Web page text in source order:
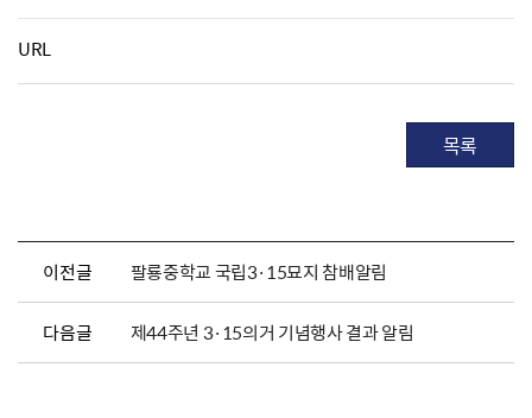
URL
목록
이전글 팔룡중학교 국립3·15묘지 참배알림
다음글 제44주년 3·15의거 기념행사 결과 알림